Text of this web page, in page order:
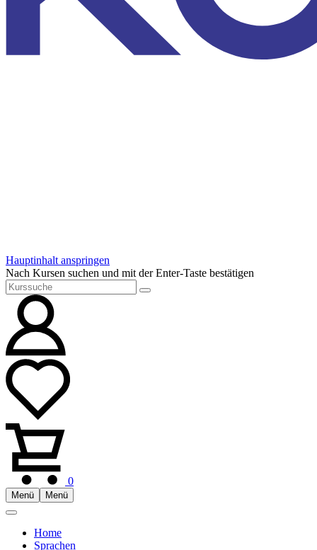
Hauptinhalt anspringen
Nach Kursen suchen und mit der Enter-Taste bestätigen
0
Menü Menü
Home
Sprachen